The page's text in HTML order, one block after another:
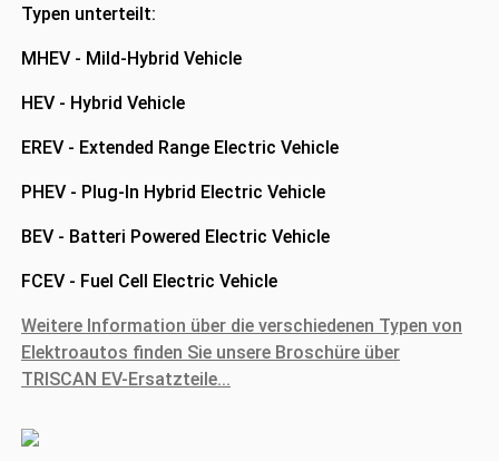
Typen unterteilt:
MHEV - Mild-Hybrid Vehicle
HEV - Hybrid Vehicle
EREV - Extended Range Electric Vehicle
PHEV - Plug-In Hybrid Electric Vehicle
BEV - Batteri Powered Electric Vehicle
FCEV - Fuel Cell Electric Vehicle
Weitere Information über die verschiedenen Typen von
Elektroautos finden Sie unsere Broschüre über
TRISCAN EV-Ersatzteile...